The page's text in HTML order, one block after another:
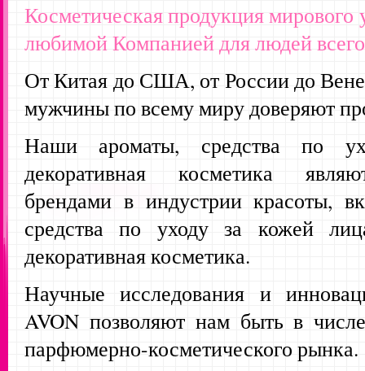
Косметическая продукция мирового
любимой Компанией для людей
От Китая до США, от России до
мужчины по всему миру доверяют
Наши ароматы, средства по
декоративная косметика
брендами в индустрии красоты,
средства по уходу за кожей
декоративная косметика.
Научные исследования и
AVON позволяют нам быть в
парфюмерно-косметического рынка.